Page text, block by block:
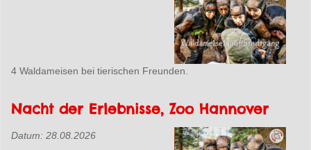
4 Waldameisen bei tierischen Freunden.
Nacht der Erlebnisse, Zoo Hannover
Datum: 28.08.2026